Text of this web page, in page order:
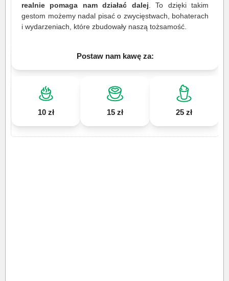
realnie pomaga nam działać dalej . To dzięki takim
gestom możemy nadal pisać o zwycięstwach, bohaterach
i wydarzeniach, które zbudowały naszą tożsamość.
Postaw nam kawę za:
10 zł 15 zł 25 zł